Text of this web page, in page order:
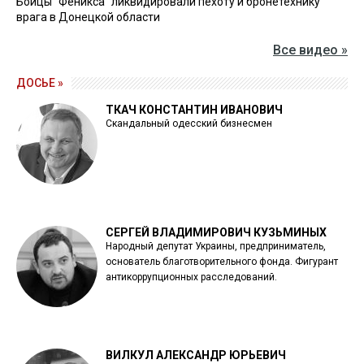
врага в Донецкой области
Все видео »
ДОСЬЕ »
ТКАЧ КОНСТАНТИН ИВАНОВИЧ
Скандальный одесский бизнесмен
СЕРГЕЙ ВЛАДИМИРОВИЧ КУЗЬМИНЫХ
Народный депутат Украины, предприниматель,
основатель благотворительного фонда. Фигурант
антикоррупционных расследований.
ВИЛКУЛ АЛЕКСАНДР ЮРЬЕВИЧ